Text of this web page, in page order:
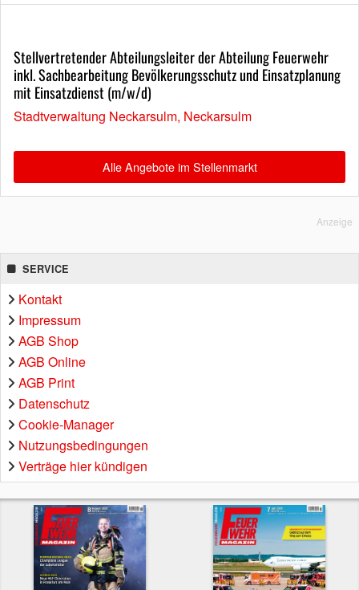
Stellvertretender Abteilungsleiter der Abteilung Feuerwehr
inkl. Sachbearbeitung Bevölkerungsschutz und Einsatzplanung
mit Einsatzdienst (m/w/d)
Stadtverwaltung Neckarsulm, Neckarsulm
Alle Angebote im Stellenmarkt
Anzeige
SERVICE
Kontakt
Impressum
AGB Shop
AGB Online
AGB Print
Datenschutz
Cookie-Manager
Nutzungsbedingungen
Verträge hier kündigen